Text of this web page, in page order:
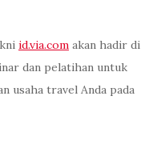
id.via.com akan hadir di
dan pelatihan untuk
usaha travel Anda pada